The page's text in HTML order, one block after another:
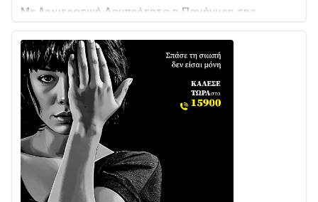
Μεταμορφώσεως του Σωτήρος στο Γολέμι
03/08 • 07:45
Ενισχύεται η Πολιτική Προστασία στο Δήμο Αγρινίου
με δύο νέα υδροφόρα οχήματα
02/08 • 18:26
Διαβάστε την «Ναυπακτία» που κυκλοφορεί
31/07 • 08:16
Δωρίδα για Όλους: «Καμία εκχώρηση των νερών
στην ΕΥΔΑΠ»
28/07 • 21:46